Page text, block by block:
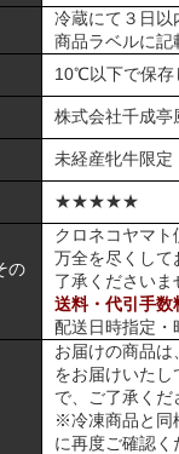
冷蔵にて３日以
商品ラベルに記
10℃以下で保存
株式会社千成亭
未経産牝牛限定
★★★★★
の
クロネコヤマト
万全を尽くして
了承くださいま
送料・代引手数
配送日時指定・
お届けの商品
をお届けいた
で、ご了承くだ
※冷凍商品と同
に再度ご確認く